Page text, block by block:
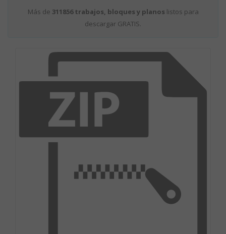
Más de 311856 trabajos, bloques y planos listos para
descargar GRATIS.